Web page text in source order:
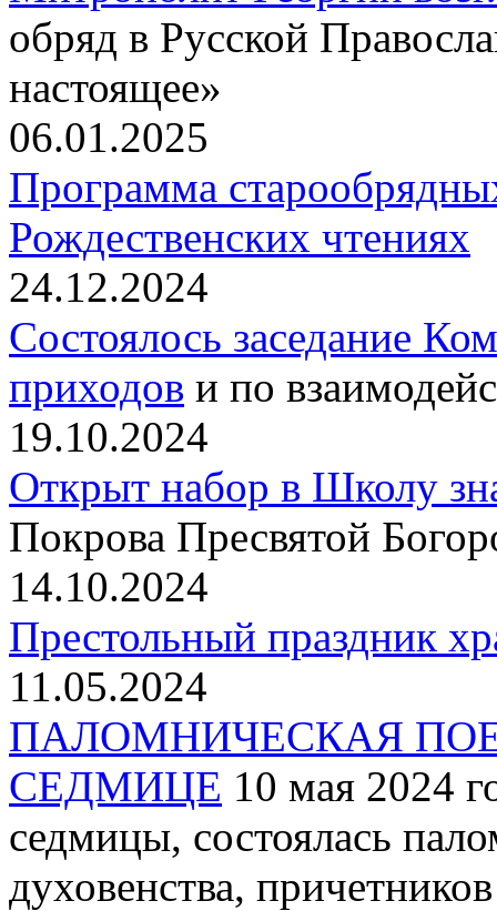
обряд в Русской
настоящее»
06.01.2025
Программа
Рождественских чтениях
24.12.2024
Состоялось заседание
приходов и по
19.10.2024
Открыт набор в Школу
Покрова Пресвятой
14.10.2024
Престольный праздник
11.05.2024
ПАЛОМНИЧЕСКАЯ
СЕДМИЦЕ 10 мая 2024
седмицы, состоялась
духовенства,